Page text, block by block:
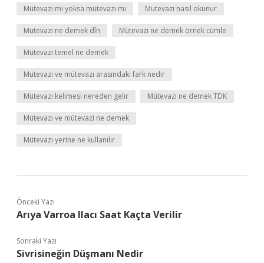
Mütevazi mi yoksa mütevazı mı Mutevazi nasıl okunur
Mütevazi ne demek dîn Mütevazi ne demek örnek cümle
Mütevazi temel ne demek
Mütevazi ve mütevazı arasındaki fark nedir
Mütevazı kelimesi nereden gelir Mütevazı ne demek TDK
Mütevazı ve mütevazi ne demek
Mütevazı yerine ne kullanılır
Önceki Yazı
Arıya Varroa Ilacı Saat Kaçta Verilir
Sonraki Yazı
Sivrisineğin Düşmanı Nedir